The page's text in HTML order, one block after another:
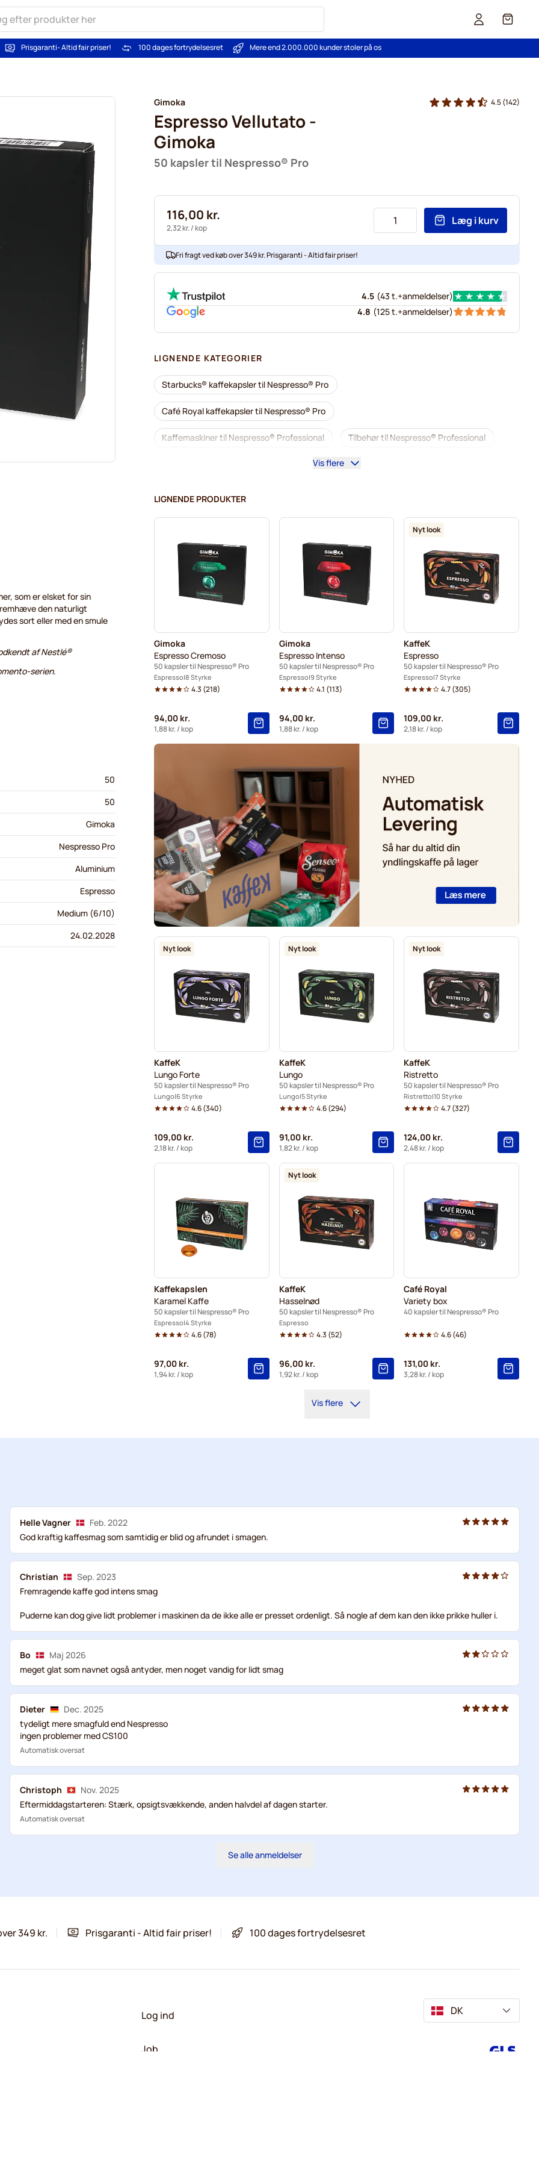
Cart
Prisgaranti- Altid fair priser! 100 dages fortrydelsesret Mere end 2.000.000 kunder stoler på os
Gimoka
Espresso Vellutato -
Gimoka
50 kapsler til Nespresso® Pro
4.5(142)
116,00 kr.
2,32 kr./ kop
Læg i kurv
Fri fragt ved køb over 349 kr. Prisgaranti - Altid fair priser!
4.5 (43 t.+anmeldelser)
4.8 (125 t.+anmeldelser)
LIGNENDE KATEGORIER
Starbucks® kaffekapsler til Nespresso® Pro
Café Royal kaffekapsler til Nespresso® Pro
Kaffemaskiner til Nespresso® Professional Tilbehør til Nespresso® Professional
Afkalkning og plejeprodukter til Nespresso® Pro
Kaffekapsler til Nespresso® pro Til Nespresso® Professional
Kaffekapslen til Nespresso® Professional
Vis flere
LIGNENDE PRODUKTER
Gimoka
Espresso Cremoso
50 kapsler til Nespresso® Pro
Espresso 8 Styrke
4.3 (218)
94,00 kr.
1,88 kr./ kop
Gimoka
Espresso Intenso
50 kapsler til Nespresso® Pro
Espresso 9 Styrke
4.1 (113)
94,00 kr.
1,88 kr./ kop
Nyt look
KaffeK
Espresso
50 kapsler til Nespresso® Pro
Espresso 7 Styrke
4.7(305)
109,00 kr.
2,18 kr./ kop
Nyt look
KaffeK
Lungo Forte
50 kapsler til Nespresso® Pro
Lungo 6 Styrke
4.6(340)
109,00 kr.
2,18 kr./ kop
Nyt look
KaffeK
Lungo
50 kapsler til Nespresso® Pro
Lungo 5 Styrke
4.6(294)
91,00 kr.
1,82 kr./ kop
Nyt look
KaffeK
Ristretto
50 kapsler til Nespresso® Pro
Ristretto 10 Styrke
4.7(327)
124,00 kr.
2,48 kr./ kop
Kaffekapslen
Karamel Kaffe
50 kapsler til Nespresso® Pro
Espresso 4 Styrke
4.6(78)
97,00 kr.
1,94 kr./ kop
Nyt look
KaffeK
Hasselnød
50 kapsler til Nespresso® Pro
Espresso
4.3 (52)
96,00 kr.
1,92 kr./ kop
Café Royal
Variety box
40 kapsler til Nespresso® Pro
4.6(46)
131,00 kr.
3,28 kr./ kop
Vis flere
som er elsket for sin
den naturligt
sort eller med en smule
af Nestlé®
serien.
50
50
Gimoka
Nespresso Pro
Aluminium
Espresso
Medium (6/10)
24.02.2028
Helle Vagner
Feb. 2022
God kraftig kaffesmag som samtidig er blid og afrundet i smagen.
Christian
Sep. 2023
Fremragende kaffe god intens smag
Puderne kan dog give lidt problemer i maskinen da de ikke alle er presset ordenligt. Så nogle af dem kan den ikke prikke huller i.
Bo
Maj 2026
meget glat som navnet også antyder, men noget vandig for lidt smag
Dieter
Dec. 2025
tydeligt mere smagfuld end Nespresso
ingen problemer med CS100
Automatisk oversat
Christoph
Nov. 2025
Eftermiddagstarteren: Stærk, opsigtsvækkende, anden halvdel af dagen starter.
Automatisk oversat
Se alle anmeldelser
349 kr. Prisgaranti - Altid fair priser! 100 dages fortrydelsesret
Log ind
Job
DK